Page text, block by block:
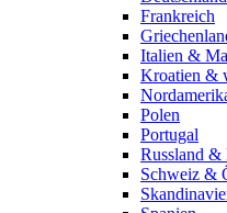
Frankreich
Italien &
Kroatien &
Polen
Portugal
Russland
Schweiz &